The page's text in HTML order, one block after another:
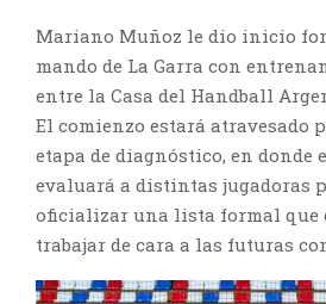
Mariano Muñoz le dio inicio
mando de La Garra con
entre la Casa del Handball
El comienzo estará atravesado
etapa de diagnóstico, en donde
evaluará a distintas jugadoras
oficializar una lista formal que
trabajar de cara a las futuras